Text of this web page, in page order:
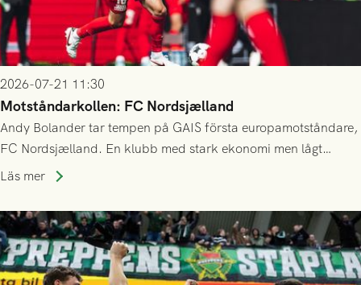
2026-07-21 11:30
Motståndarkollen: FC Nordsjælland
Andy Bolander tar tempen på GAIS första europamotståndare,
FC Nordsjælland. En klubb med stark ekonomi men lågt
publiksnitt, ett lag med både kollektiv styrka och individuell
Läs mer